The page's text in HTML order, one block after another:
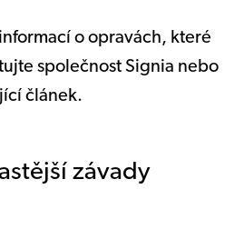
o opravách, které
společnost Signia nebo
článek.
závady